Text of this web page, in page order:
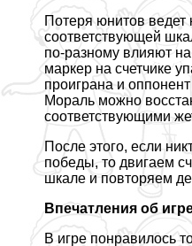
Потеря юнитов ведет
соответствующей
по-разному влияют
маркер на счетчике
проиграна и
Мораль можно
соответствующими
После этого, если
победы, то двигаем
шкале и повторяем
Впечатления об
В игре понравилось